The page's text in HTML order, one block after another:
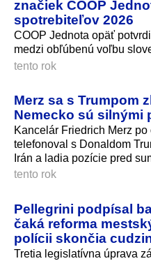
značiek COOP
spotrebiteľov 2026
COOP Jednota opäť
medzi obľúbenú voľbu
tento rok
Merz sa s Trumpom
Nemecko sú silnými
Kancelár Friedrich Merz
telefonoval s Donaldom
Irán a ladia pozície pred
tento rok
Pellegrini podpísal
čaká reforma
polícii skončia
Tretia legislatívna úprava